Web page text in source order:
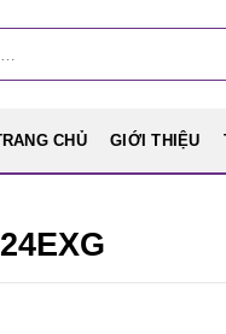
CHỦ GIỚI THIỆU